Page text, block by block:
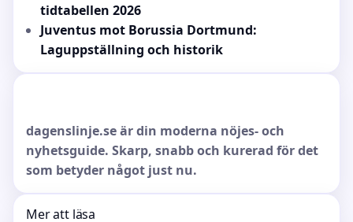
tidtabellen 2026
Juventus mot Borussia Dortmund:
Laguppställning och historik
dagenslinje.se är din moderna nöjes- och
nyhetsguide. Skarp, snabb och kurerad för det
som betyder något just nu.
Mer att läsa